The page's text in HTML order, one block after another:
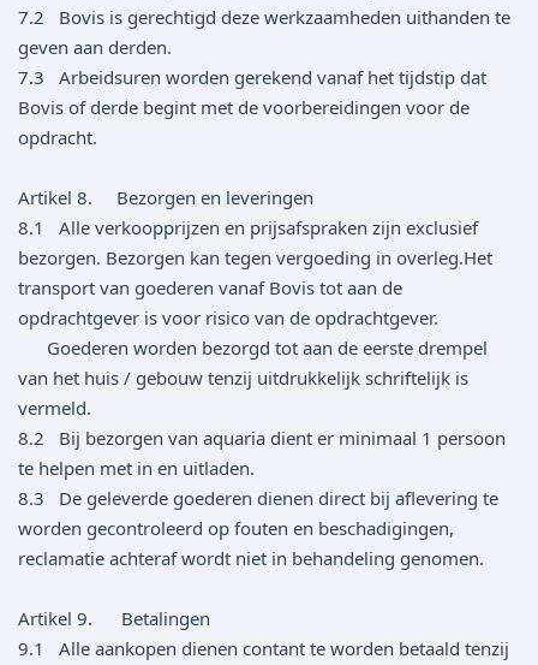
7.2 Bovis is gerechtigd deze werkzaamheden uithanden te
geven aan derden.
7.3 Arbeidsuren worden gerekend vanaf het tijdstip dat
Bovis of derde begint met de voorbereidingen voor de
opdracht.
Artikel 8. Bezorgen en leveringen
8.1 Alle verkoopprijzen en prijsafspraken zijn exclusief
bezorgen. Bezorgen kan tegen vergoeding in overleg.Het
transport van goederen vanaf Bovis tot aan de
opdrachtgever is voor risico van de opdrachtgever.
Goederen worden bezorgd tot aan de eerste drempel
van het huis / gebouw tenzij uitdrukkelijk schriftelijk is
vermeld.
8.2 Bij bezorgen van aquaria dient er minimaal 1 persoon
te helpen met in en uitladen.
8.3 De geleverde goederen dienen direct bij aflevering te
worden gecontroleerd op fouten en beschadigingen,
reclamatie achteraf wordt niet in behandeling genomen.
Artikel 9. Betalingen
9.1 Alle aankopen dienen contant te worden betaald tenzij